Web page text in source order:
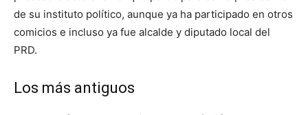
de su instituto político, aunque ya ha participado en otros
comicios e incluso ya fue alcalde y diputado local del
PRD.
Los más antiguos